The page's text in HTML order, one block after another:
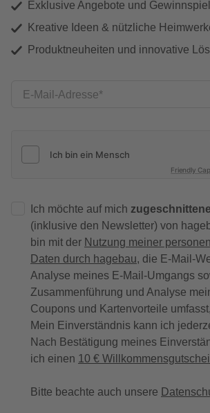
Exklusive Angebote und
Kreative Ideen & nützliche
Produktneuheiten und innovative
E-Mail-Adresse
Friendly
Ich möchte auf mich
(inklusive den Newsletter) von
bin mit der Nutzung meiner
Daten durch hagebau, die E-Mail-
Analyse meines E-Mail-Umgangs
Zusammenführung und Analyse
Coupons und Kartenvorteile
Mein Einverständnis kann ich
Nach Bestätigung meines
ich einen 10 €
Bitte beachte auch unsere